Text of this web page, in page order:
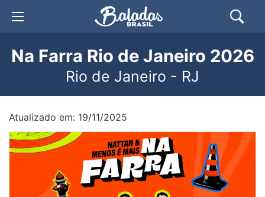
Na Farra Rio de Janeiro 2026
Rio de Janeiro - RJ
Atualizado em: 19/11/2025